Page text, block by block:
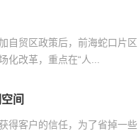
自贸区政策后，前海蛇口片区
改革，重点在“人...
间
得客户的信任，为了省掉一些